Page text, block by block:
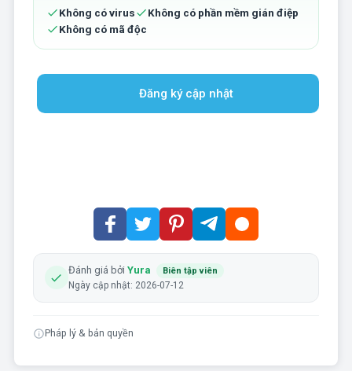
Không có virus
Không có phần mềm gián điệp
Không có mã độc
Đăng ký cập nhật
Đánh giá bởi Yura Biên tập viên
Ngày cập nhật: 2026-07-12
Pháp lý & bản quyền